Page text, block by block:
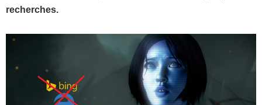
recherches.